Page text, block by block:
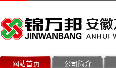
网站首页 公司简介